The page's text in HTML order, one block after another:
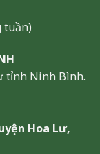
tuần)
tỉnh Ninh Bình.
Hoa Lư,